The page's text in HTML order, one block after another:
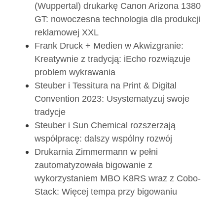
(Wuppertal) drukarkę Canon Arizona 1380
GT: nowoczesna technologia dla produkcji
reklamowej XXL
Frank Druck + Medien w Akwizgranie:
Kreatywnie z tradycją: iEcho rozwiązuje
problem wykrawania
Steuber i Tessitura na Print & Digital
Convention 2023: Usystematyzuj swoje
tradycje
Steuber i Sun Chemical rozszerzają
współpracę: dalszy wspólny rozwój
Drukarnia Zimmermann w pełni
zautomatyzowała bigowanie z
wykorzystaniem MBO K8RS wraz z Cobo-
Stack: Więcej tempa przy bigowaniu